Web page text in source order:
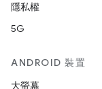
隱私權
5G
ANDROID 裝置
大螢幕